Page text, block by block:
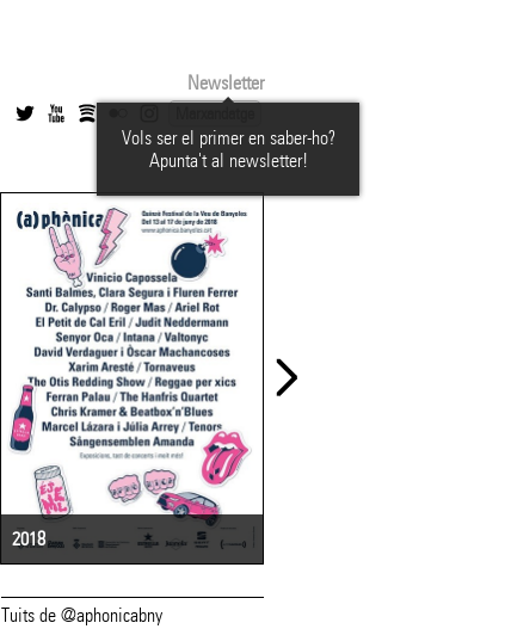
Newsletter
Vols ser el primer en saber-ho?
Apunta't al newsletter!
2018
Tuits de @aphonicabny